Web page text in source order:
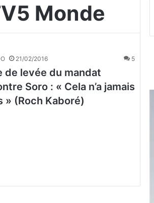
Monde
21/02/2016 5
de levée du mandat
Soro : « Cela n’a jamais
» (Roch Kaboré)